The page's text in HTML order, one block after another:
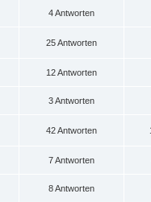
4 Antworten
25 Antworten
12 Antworten
3 Antworten
42 Antworten
7 Antworten
8 Antworten